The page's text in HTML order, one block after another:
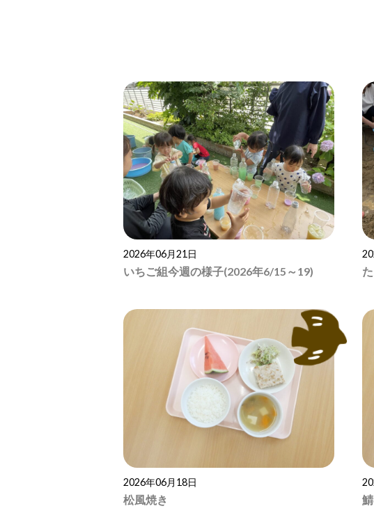
2026年06月21日
いちご組今週の様子(2026年6/15～19)
2026年06月18日
松風焼き